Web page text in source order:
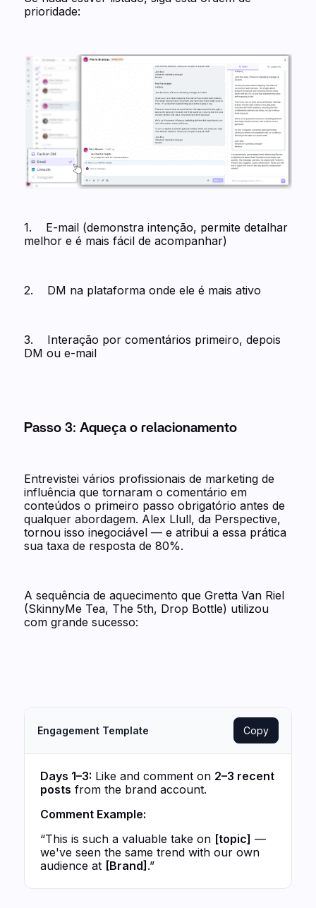
prioridade:
1. E-mail (demonstra intenção, permite detalhar
melhor e é mais fácil de acompanhar)
2. DM na plataforma onde ele é mais ativo
3. Interação por comentários primeiro, depois
DM ou e-mail
Passo 3: Aqueça o relacionamento
Entrevistei vários profissionais de marketing de
influência que tornaram o comentário em
conteúdos o primeiro passo obrigatório antes de
qualquer abordagem. Alex Llull, da Perspective,
tornou isso inegociável — e atribui a essa prática
sua taxa de resposta de 80%.
A sequência de aquecimento que Gretta Van Riel
(SkinnyMe Tea, The 5th, Drop Bottle) utilizou
com grande sucesso:
Engagement Template Copy
Days 1–3: Like and comment on 2–3 recent
posts from the brand account.
Comment Example:
“This is such a valuable take on [topic] —
we've seen the same trend with our own
audience at [Brand].”